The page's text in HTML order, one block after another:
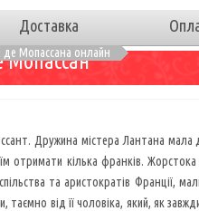
Доставка
де Мопассана онлайн
Мопассан
Дружина містера Лантана мала
отримати кілька франків.
та аристократів Франції,
таємно від її чоловіка, який, як